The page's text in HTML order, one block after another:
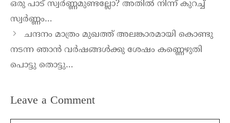
ഒരു പാട് സ്വർണ്ണമുണ്ടല്ലോ? അതിൽ നിന്ന് കുറച്ച്
സ്വർണ്ണം…
ചന്ദനം മാത്രം മുഖത്ത് അലങ്കാരമായി കൊണ്ടു
നടന്ന ഞാൻ വർഷങ്ങൾക്കു ശേഷം കണ്ണെഴുതി
പൊട്ടു തൊട്ടു…
Leave a Comment